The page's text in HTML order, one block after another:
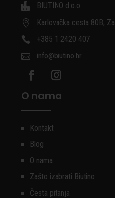

BIUTINO d.o.o.

Karlovačka cesta 80B,

+385 1 2420 407

info@biutino.hr
O nama
Kontakt
Blog
O nama
Zašto izabrati Biutino
Česta pitanja